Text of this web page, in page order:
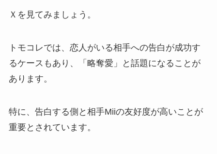
Ｘを見てみましょう。
トモコレでは、恋人がいる相手への告白が成功す
るケースもあり、「略奪愛」と話題になることが
あります。
特に、告白する側と相手Miiの友好度が高いことが
重要とされています。